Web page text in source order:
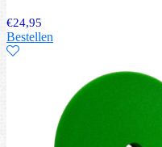
€24,95
Bestellen